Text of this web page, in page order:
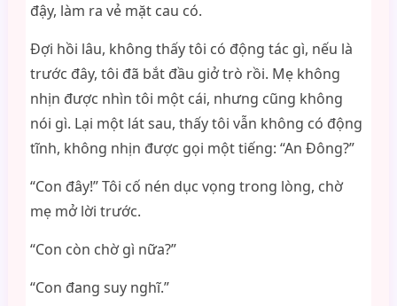
đậy, làm ra vẻ mặt cau có.
Đợi hồi lâu, không thấy tôi có động tác gì, nếu là
trước đây, tôi đã bắt đầu giở trò rồi. Mẹ không
nhịn được nhìn tôi một cái, nhưng cũng không
nói gì. Lại một lát sau, thấy tôi vẫn không có động
tĩnh, không nhịn được gọi một tiếng: “An Đông?”
“Con đây!” Tôi cố nén dục vọng trong lòng, chờ
mẹ mở lời trước.
“Con còn chờ gì nữa?”
“Con đang suy nghĩ.”